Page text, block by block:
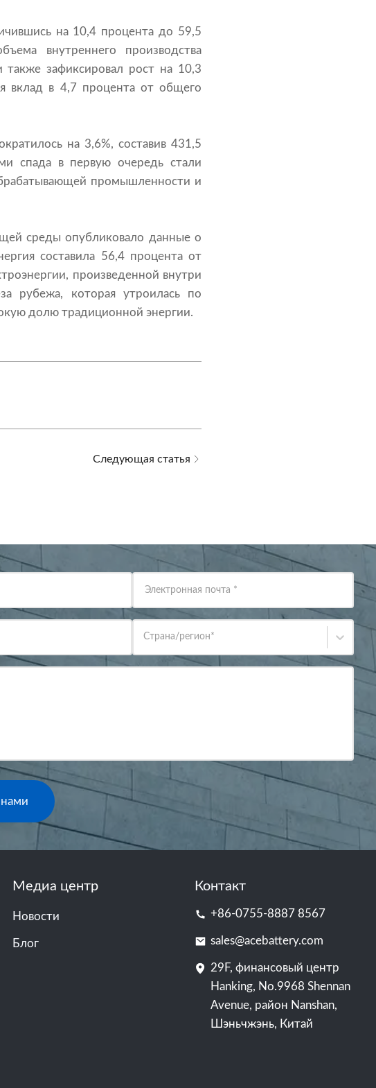
на 10,4 процента до 59,5
внутреннего производства
зафиксировал рост на 10,3
вклад в 4,7 процента от общего
на 3,6%, составив 431,5
спада в первую очередь стали
промышленности и
среды опубликовало данные о
составила 56,4 процента от
произведенной внутри
рубежа, которая утроилась по
долю традиционной энергии.
Следующая статья
Электронная почта *
Страна/регион*
нами
Медиа центр
Новости
Блог
Контакт
+86-0755-8887 8567
sales@acebattery.com
29F, финансовый центр
Hanking, No.9968 Shennan
Avenue, район Nanshan,
Шэньчжэнь, Китай